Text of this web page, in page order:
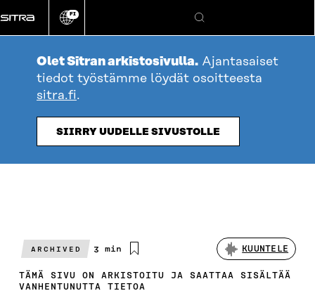
suoraan
sisältöön
Vaihda
kieli
FI
Hae
Olet Sitran arkistosivulla. Ajantasaiset
tiedot työstämme löydät osoitteesta
sitra.fi.
SIIRRY UUDELLE SIVUSTOLLE
ARCHIVED
Arvioitu
3 min KUUNTELE
TÄMÄ SIVU ON ARKISTOITU JA SAATTAA SISÄLTÄÄ
VANHENTUNUTTA TIETOA